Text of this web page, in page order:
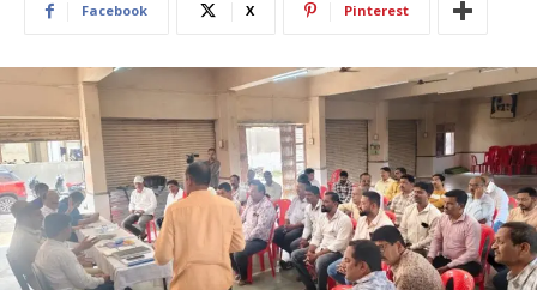
Facebook X Pinterest